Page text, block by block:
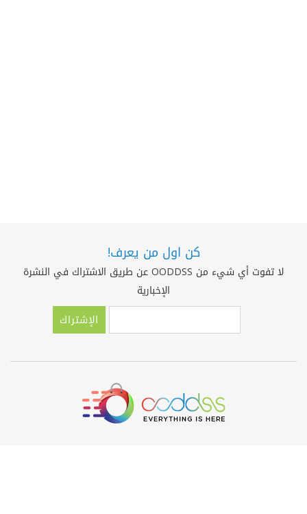
كن اول من يعرف!
لا تفوت أي شيء من OODDSS عن طريق الاشتراك في النشرة
الإخبارية
الإشتراك